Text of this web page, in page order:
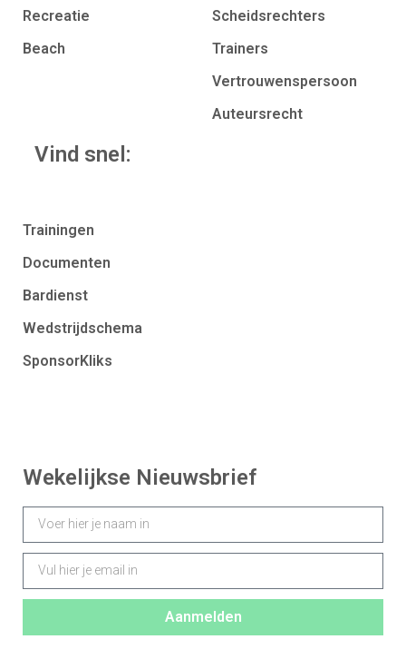
Recreatie
Beach
Scheidsrechters
Trainers
Vertrouwenspersoon
Auteursrecht
Vind snel:
Trainingen
Documenten
Bardienst
Wedstrijdschema
SponsorKliks
Wekelijkse Nieuwsbrief
Aanmelden